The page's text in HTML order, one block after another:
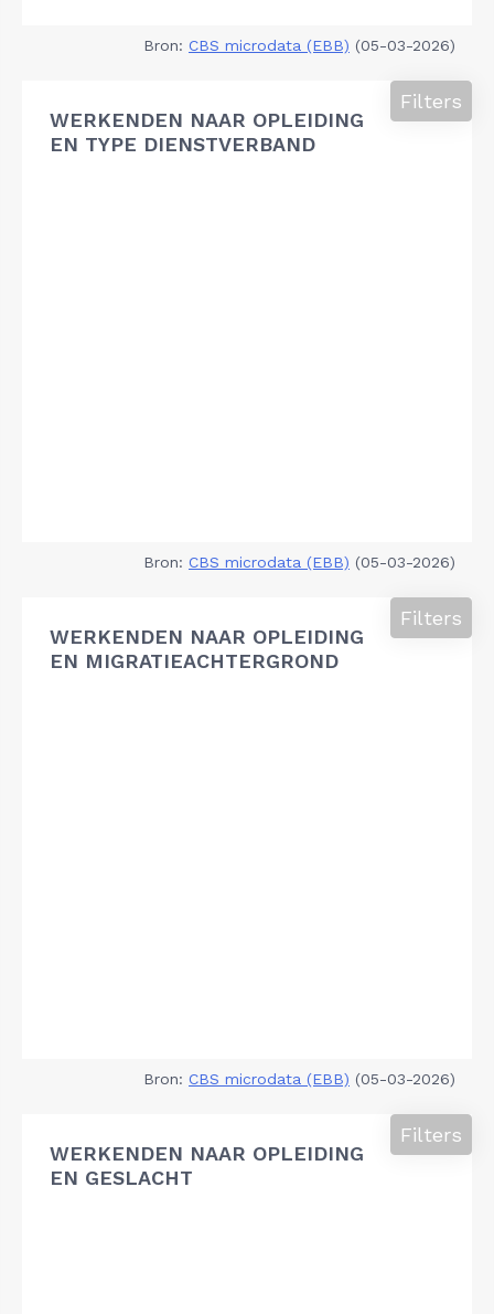
Bron: CBS microdata (EBB) (05-03-2026)
WERKENDEN NAAR OPLEIDING
EN TYPE DIENSTVERBAND
Filters
Bron: CBS microdata (EBB) (05-03-2026)
WERKENDEN NAAR OPLEIDING
EN MIGRATIEACHTERGROND
Filters
Bron: CBS microdata (EBB) (05-03-2026)
WERKENDEN NAAR OPLEIDING
EN GESLACHT
Filters